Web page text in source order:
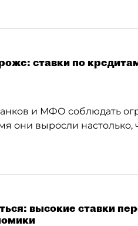
ставки по
и МФО соблюдать
они выросли настолько,
высокие ставки